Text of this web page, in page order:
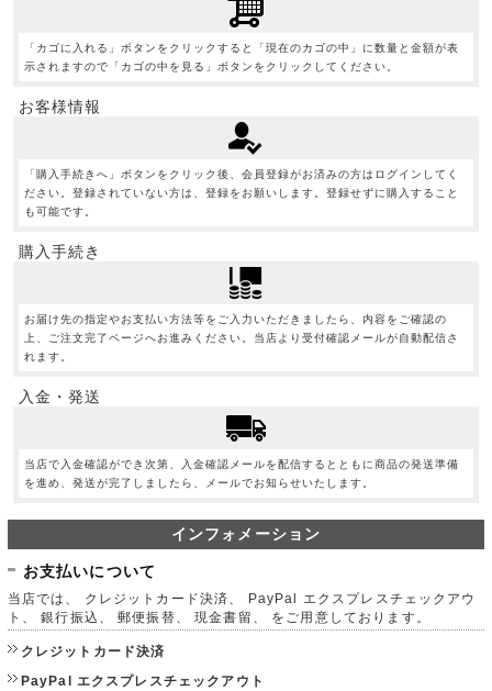
「カゴに入れる」ボタンをクリックすると「現在のカゴの中」に数量と金額が表
示されますので「カゴの中を見る」ボタンをクリックしてください。
お客様情報
「購入手続きへ」ボタンをクリック後、会員登録がお済みの方はログインしてく
ださい。登録されていない方は、登録をお願いします。登録せずに購入すること
も可能です。
購入手続き
お届け先の指定やお支払い方法等をご入力いただきましたら、内容をご確認の
上、ご注文完了ページへお進みください。当店より受付確認メールが自動配信さ
れます。
入金・発送
当店で入金確認ができ次第、入金確認メールを配信するとともに商品の発送準備
を進め、発送が完了しましたら、メールでお知らせいたします。
インフォメーション
お支払いについて
当店では、 クレジットカード決済、 PayPal エクスプレスチェックアウ
ト、 銀行振込、 郵便振替、 現金書留、 をご用意しております。
クレジットカード決済
PayPal エクスプレスチェックアウト